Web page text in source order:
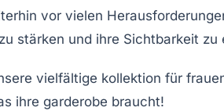
vor vielen
stärken und ihre Sichtbarkeit